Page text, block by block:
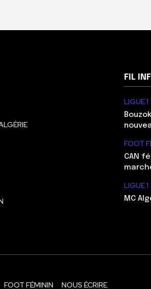
FIL
LIGUE 1
FOOT
CAN
LIGUE 1
MC
FOOT FÉMININ NOUS ÉCRIRE